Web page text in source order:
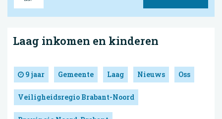
Laag inkomen en kinderen
9 jaar Gemeente Laag Nieuws Oss
Veiligheidsregio Brabant-Noord